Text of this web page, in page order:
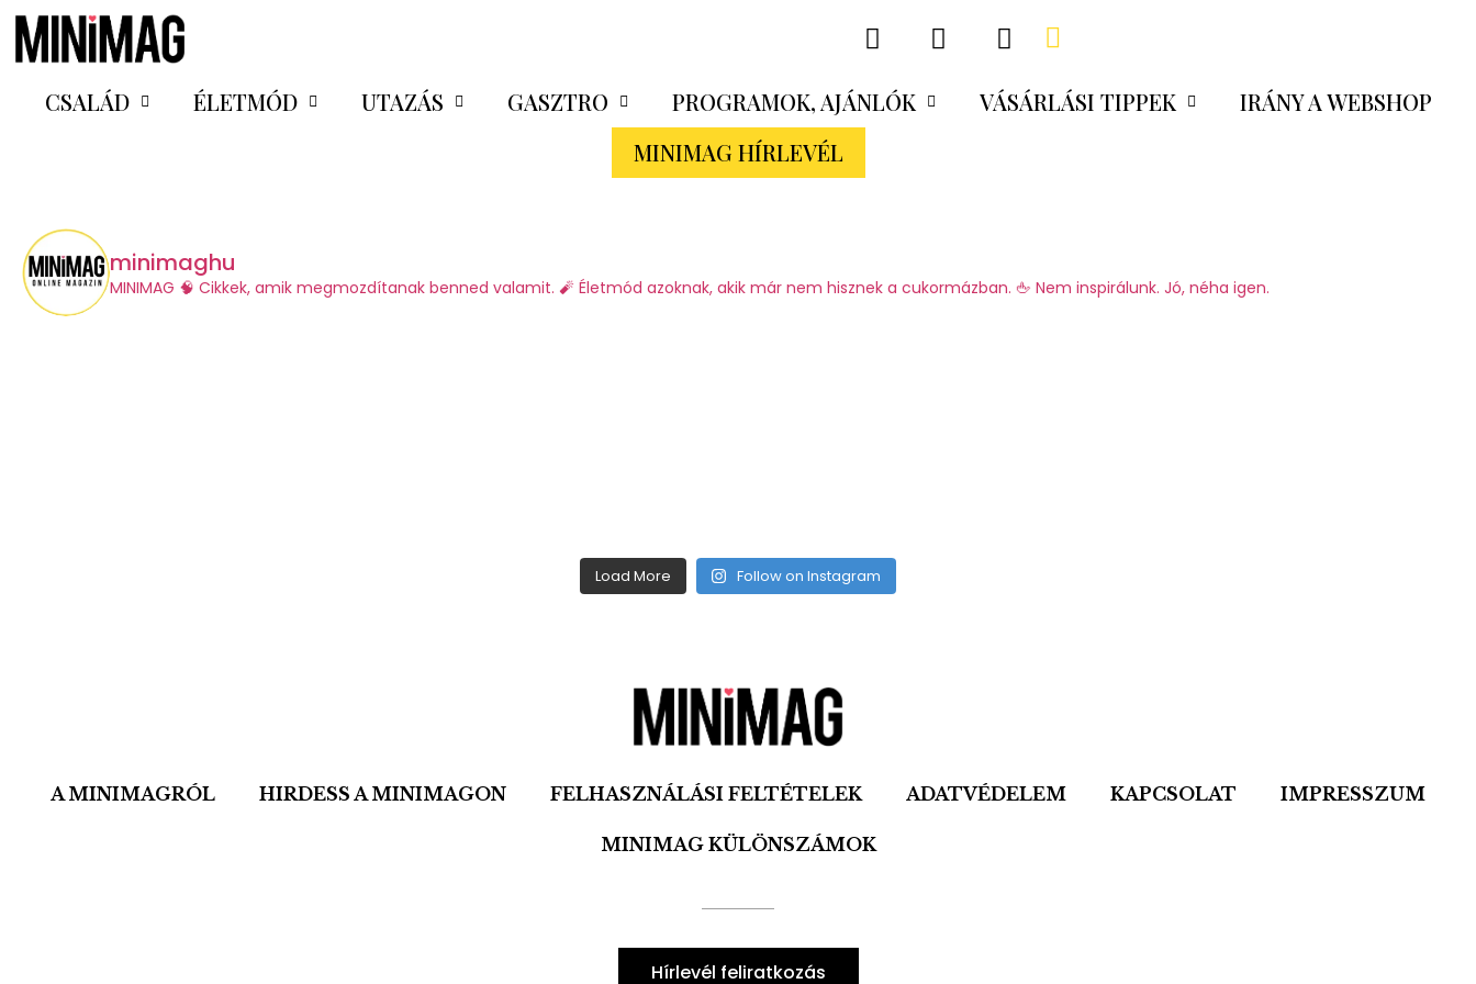
CSALÁD ÉLETMÓD UTAZÁS GASZTRO PROGRAMOK, AJÁNLÓK VÁSÁRLÁSI TIPPEK
IRÁNY A WEBSHOP
MINIMAG HÍRLEVÉL
minimaghu
​MINIMAG 🧠 Cikkek, amik megmozdítanak benned valamit. 🧨 Életmód azoknak, akik már nem hisznek a cukormázban. 🖕 Nem inspirálunk. Jó, néha igen.
Load More Follow on Instagram
A MINIMAGRÓL HIRDESS A MINIMAGON FELHASZNÁLÁSI FELTÉTELEK ADATVÉDELEM KAPCSOLAT IMPRESSZUM
MINIMAG KÜLÖNSZÁMOK
Hírlevél feliratkozás